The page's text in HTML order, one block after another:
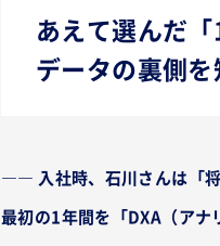
あえて選んだ「
データの裏側
―― 入社時、石川さんは「将
最初の1年間を「DXA（アナ